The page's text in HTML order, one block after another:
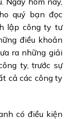
quý bạn đọc
lập công ty tư
điều khoản
ra những giải
ty, trước sự
cả các công ty
có điều kiện